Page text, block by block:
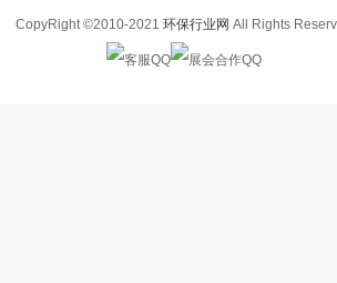
CopyRight ©2010-2021 环保行业网 All Rights